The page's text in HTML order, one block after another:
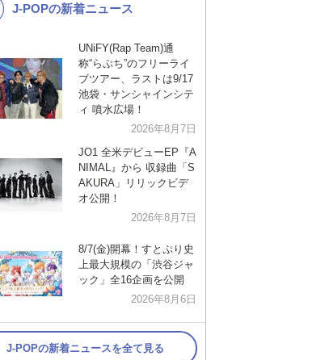
K-POP 洋楽
演歌・歌謡
VTuber ジャニーズ
J-POPの新着ニュース
UNiFY(Rap Team)通
称“らぷち”のフリーライ
ブツアー、ラストは9/17
池袋・サンシャインシテ
ィ 噴水広場！
2026年8月7日
JO1 全米デビューEP『A
NIMAL』から 収録曲「S
AKURA」リリックビデ
オ公開！
2026年8月7日
8/7(金)開幕！すとぷり史
上最大規模の「渋谷ジャ
ック」全16企画を公開
2026年8月6日
J-POPの新着ニュースを全て見る